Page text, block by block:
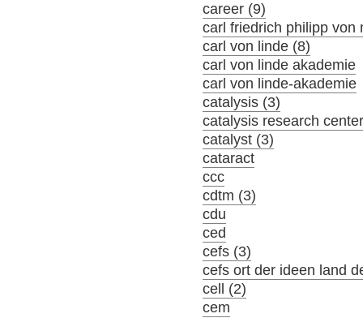
career (9)
carl friedrich philipp von
carl von linde (8)
carl von linde akademie
carl von linde-akademie
catalysis (3)
catalysis research
catalyst (3)
cataract
ccc
cdtm (3)
cdu
ced
cefs (3)
cefs ort der ideen land
cell (2)
cem